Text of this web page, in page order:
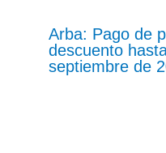
Arba: Pago de
descuento
septiembre de